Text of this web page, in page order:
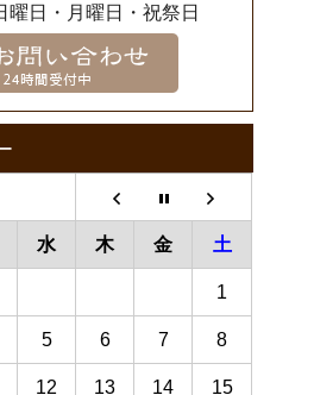
曜日・月曜日・祝祭日
水 木 金 土
1
5 6 7 8
12 13 14 15